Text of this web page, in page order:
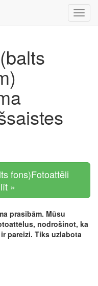
fons)Fotoattēli
»
prasībām. Mūsu
nodrošinot, ka
pareizi. Tiks uzlabota